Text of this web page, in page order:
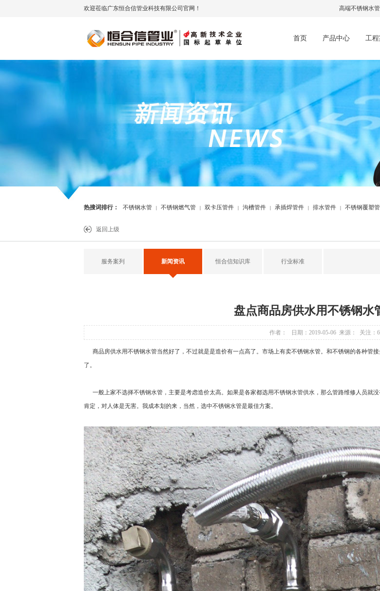
欢迎莅临广东恒合信管业科技有限公司官网！ 高端不锈钢水
首页 产品中心 工程
热搜词排行： 不锈钢水管 | 不锈钢燃气管 | 双卡压管件 | 沟槽管件 | 承插焊管件 | 排水管件 | 不锈钢覆塑管
返回上级
服务案列 新闻资讯 恒合信知识库 行业标准
盘点商品房供水用不锈钢水
作者： 日期：2019-05-06 来源： 关注：
商品房供水用不锈钢水管当然好了，不过就是是造价有一点高了。市场上有卖不锈钢水管。和不锈钢的各种管
了。
一般上家不选择不锈钢水管，主要是考虑造价太高。如果是各家都选用不锈钢水管供水，那么管路维修人员就
肯定，对人体是无害。我成本划的来，当然，选中不锈钢水管是最佳方案。